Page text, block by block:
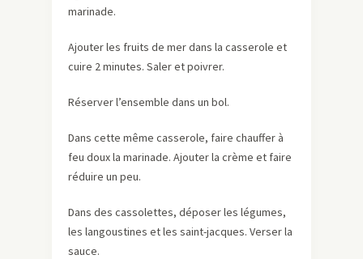
marinade.
Ajouter les fruits de mer dans la casserole et
cuire 2 minutes. Saler et poivrer.
Réserver l’ensemble dans un bol.
Dans cette même casserole, faire chauffer à
feu doux la marinade. Ajouter la crème et faire
réduire un peu.
Dans des cassolettes, déposer les légumes,
les langoustines et les saint-jacques. Verser la
sauce.